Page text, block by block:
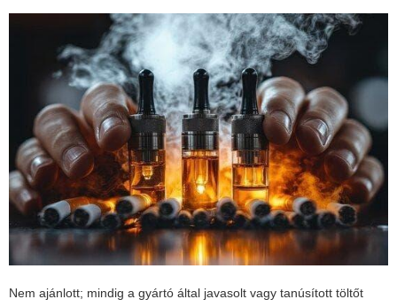
Nem ajánlott; mindig a gyártó által javasolt vagy tanúsított töltőt